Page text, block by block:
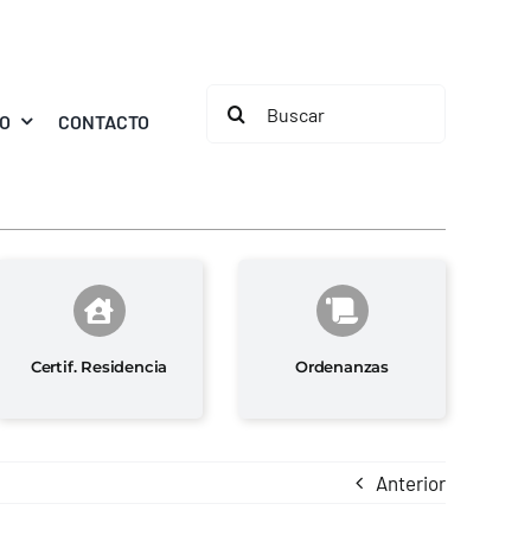
CONTACTO
Buscar:
Certif. Residencia Ordenanzas
Anterior